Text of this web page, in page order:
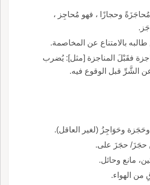
وحجازًا ، فهو مُحاجِز ،
بالامتناع عن المخاصمة.
فقَبْلَ المناجزة [مثل]: يُضرب
الشَّرِّ قبل الوقوع فيه.
وحَوَاجِزُ (لغير العاقل).
حجَزَ/ حجَزَ على.
مانع وحائل.
من الهواء.